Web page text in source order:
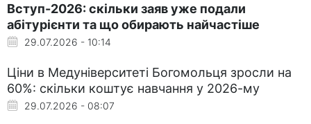
Вступ-2026: скільки заяв уже подали
абітурієнти та що обирають найчастіше
29.07.2026 - 10:14
Ціни в Медуніверситеті Богомольця зросли на
60%: скільки коштує навчання у 2026-му
29.07.2026 - 08:07